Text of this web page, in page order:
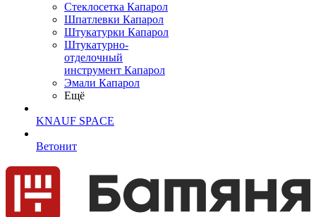
Cтеклосетка Капарол
Шпатлевки Капарол
Штукатурки Капарол
Штукатурно-
отделочный
инструмент Капарол
Эмали Капарол
Ещё
KNAUF SPACE
Ветонит